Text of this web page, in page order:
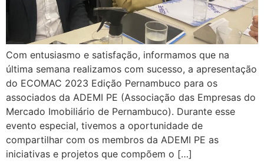
Com entusiasmo e satisfação, informamos que na
última semana realizamos com sucesso, a apresentação
do ECOMAC 2023 Edição Pernambuco para os
associados da ADEMI PE (Associação das Empresas do
Mercado Imobiliário de Pernambuco). Durante esse
evento especial, tivemos a oportunidade de
compartilhar com os membros da ADEMI PE as
iniciativas e projetos que compõem o […]